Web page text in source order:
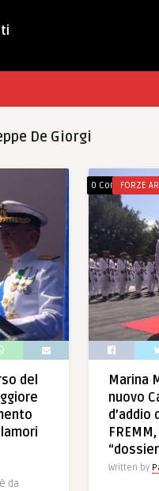
De Giorgi
del
da
0 Comments
FORZE
Marina
nuovo
d’addio
Written by